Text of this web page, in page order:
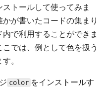
トールして使ってみま
が書いたコードの集まり
で利用することができま
では、例として色を扱う
。
color をインストールす